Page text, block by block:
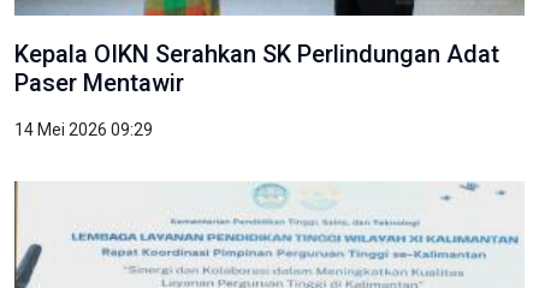
Kepala OIKN Serahkan SK Perlindungan Adat
Paser Mentawir
14 Mei 2026 09:29